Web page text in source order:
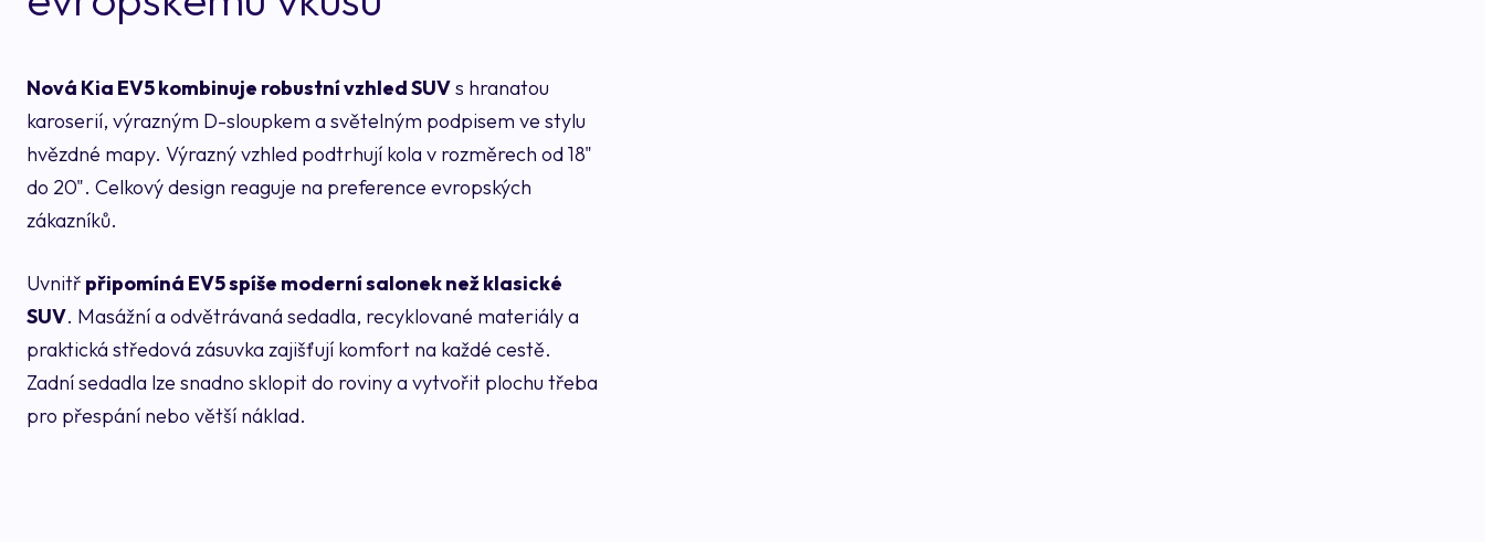
Nová Kia EV5 kombinuje robustní vzhled SUVs hranatou
karoserií, výrazným D-sloupkem a světelným podpisem ve stylu
hvězdné mapy. Výrazný vzhled podtrhují kola v rozměrech od 18"
do 20". Celkový design reaguje na preference evropských
zákazníků.
Uvnitř připomíná EV5 spíše moderní salonek než klasické
SUV. Masážní a odvětrávaná sedadla, recyklované materiály a
praktická středová zásuvka zajišťují komfort na každé cestě.
Zadní sedadla lze snadno sklopit do roviny a vytvořit plochu třeba
pro přespání nebo větší náklad.